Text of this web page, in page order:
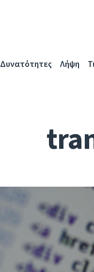
Δυνατότητες Λήψη